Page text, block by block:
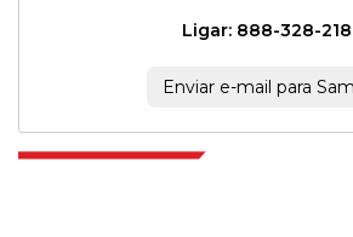
Ligar: 888-328-
Enviar e-mail para